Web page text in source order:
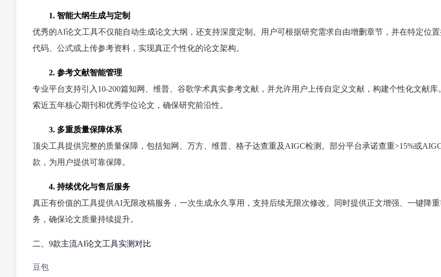
1. 智能大纲生成与定制
优秀的AI论文工具不仅能自动生成论文大纲，还支持深度定制。用户可根据研究需求自由增删章节，并在特定位置
代码、公式或上传参考资料，实现真正个性化的论文架构。
2. 参考文献智能管理
专业平台支持引入10-200篇知网、维普、谷歌学术真实参考文献，并允许用户上传自定义文献，构建个性化文献库
索近五年核心期刊和优秀学位论文，确保研究前沿性。
3. 多重质量保障体系
顶尖工具提供完整的质量保障，包括知网、万方、维普、格子达查重及AIGC检测。部分平台承诺查重>15%或
款，为用户提供可靠保障。
4. 持续优化与售后服务
真正有价值的工具提供AI无限改稿服务，一次生成永久享用，支持后续无限次修改。同时提供正文增强、一键降
务，确保论文质量持续提升。
二、9款主流AI论文工具实测对比
豆包